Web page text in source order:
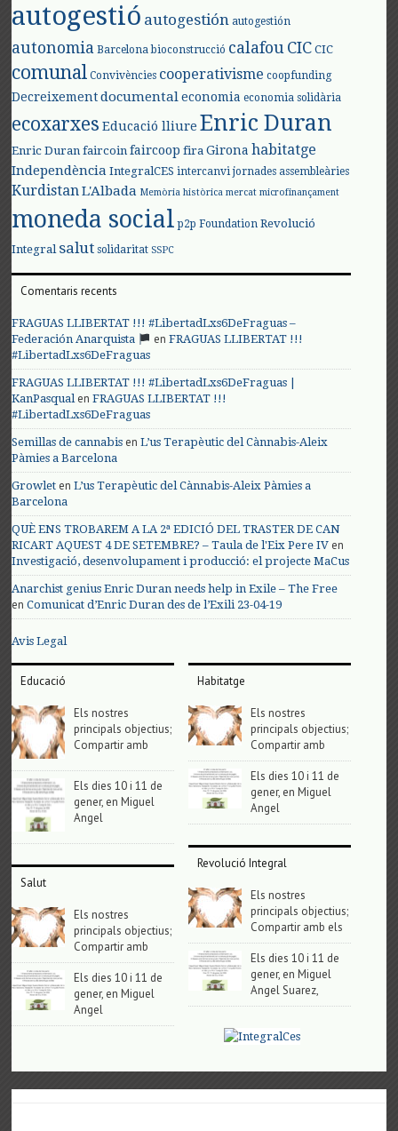
autogestió autogestión autogestión
autonomia Barcelona bioconstrucció calafouCIC CIC
comunal Convivències cooperativisme coopfunding
Decreixement documental economia economia solidària
ecoxarxes Educació lliure Enric Duran
Enric Duran faircoin faircoop fira Girona habitatge
Independència IntegralCES intercanvi jornades assembleàries
KurdistanL'Albada Memòria històrica mercat microfinançament
moneda social p2p Foundation Revolució
Integral salut solidaritat SSPC
Comentaris recents
FRAGUAS LLIBERTAT !!! #LibertadLxs6DeFraguas –
Federación Anarquista
enFRAGUAS LLIBERTAT !!!
#LibertadLxs6DeFraguas
FRAGUAS LLIBERTAT !!! #LibertadLxs6DeFraguas |
KanPasqualenFRAGUAS LLIBERTAT !!!
#LibertadLxs6DeFraguas
Semillas de cannabis enL’us Terapèutic del Cànnabis-Aleix
Pàmies a Barcelona
Growlet enL’us Terapèutic del Cànnabis-Aleix Pàmies a
Barcelona
QUÈ ENS TROBAREM A LA 2ª EDICIÓ DEL TRASTER DE CAN
RICART AQUEST 4 DE SETEMBRE? – Taula de l'Eix Pere IV en
Investigació, desenvolupament i producció: el projecte MaCus
Anarchist genius Enric Duran needs help in Exile – The Free
enComunicat d’Enric Duran des de l’Exili 23-04-19
Avis Legal
Educació
Els nostres
principals objectius;
Compartir amb
Els dies 10 i 11 de
gener, en Miguel
Angel
Salut
Els nostres
principals objectius;
Compartir amb
Els dies 10 i 11 de
gener, en Miguel
Angel
Habitatge
Els nostres
principals objectius;
Compartir amb
Els dies 10 i 11 de
gener, en Miguel
Angel
Revolució Integral
Els nostres
principals objectius;
Compartir amb els
Els dies 10 i 11 de
gener, en Miguel
Angel Suarez,